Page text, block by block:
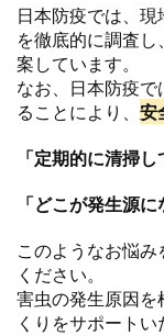
日本防疫では、
を徹底的に調査
案しています。
なお、日本防疫で
ることにより、 安
「定期的に清掃
「どこが発生源
このようなお悩
ください。
害虫の発生原因
くりをサポートい